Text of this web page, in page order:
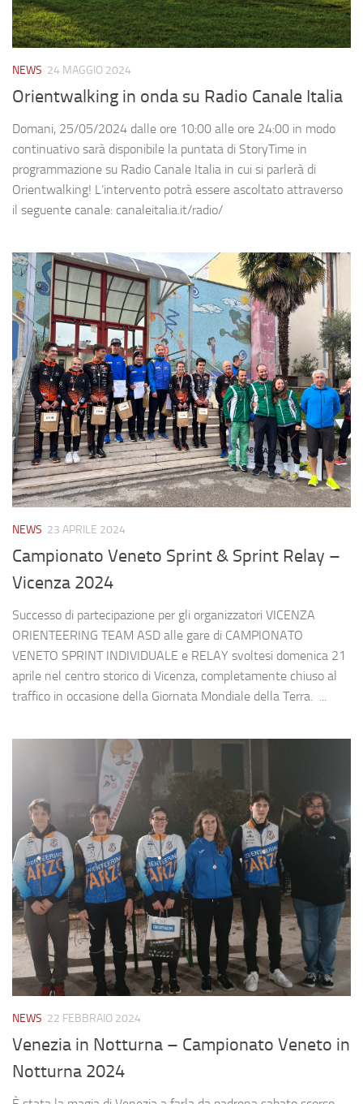
NEWS 24 MAGGIO 2024
Orientwalking in onda su Radio Canale Italia
Domani, 25/05/2024 dalle ore 10:00 alle ore 24:00 in modo
continuativo sarà disponibile la puntata di StoryTime in
programmazione su Radio Canale Italia in cui si parlerà di
Orientwalking! L’intervento potrà essere ascoltato attraverso
il seguente canale: canaleitalia.it/radio/
NEWS 23 APRILE 2024
Campionato Veneto Sprint & Sprint Relay –
Vicenza 2024
Successo di partecipazione per gli organizzatori VICENZA
ORIENTEERING TEAM ASD alle gare di CAMPIONATO
VENETO SPRINT INDIVIDUALE e RELAY svoltesi domenica 21
aprile nel centro storico di Vicenza, completamente chiuso al
traffico in occasione della Giornata Mondiale della Terra. ...
NEWS 22 FEBBRAIO 2024
Venezia in Notturna – Campionato Veneto in
Notturna 2024